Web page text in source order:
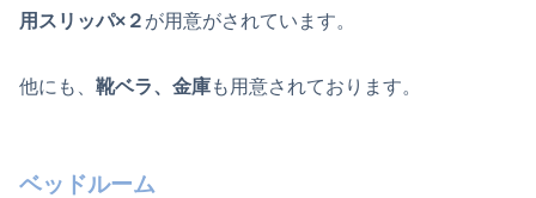
用スリッパ×２ が用意がされています。
他にも、 靴ベラ、金庫も用意されております。
ベッドルーム